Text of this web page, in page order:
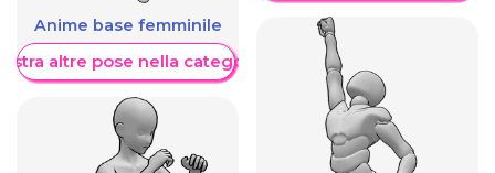
Anime base femminile
altre pose nella categoria